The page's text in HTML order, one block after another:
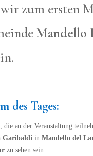
zum ersten
Mandello
des Tages:
die an der Veranstaltung
Garibaldi in Mandello del
zu sehen sein.